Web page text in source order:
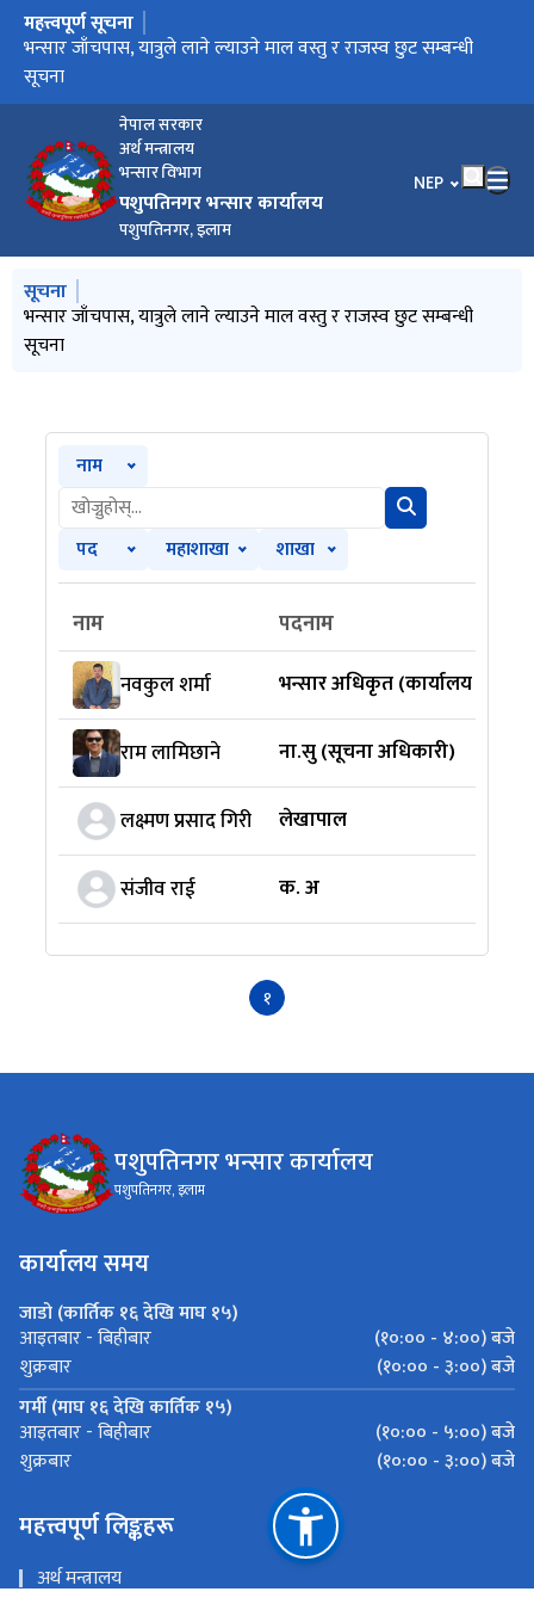
नेपाल सरकार
अर्थ मन्त्रालय
भन्सार विभाग
पशुपतिनगर भन्सार कार्यालय
पशुपतिनगर, इलाम
भाषा चयन गर्नुहोस्
NEP
मुख्य नेभिगेसनमा जानुहोस्
महत्त्वपूर्ण सूचना
भन्सार जाँचपास, यात्रुले लाने ल्याउने माल वस्तु र राजस्व छुट सम्बन्धी
सूचना
मुख्य नेभिगेसनमा जानुहोस्
सूचना
भन्सार जाँचपास, यात्रुले लाने ल्याउने माल वस्तु र राजस्व छुट सम्बन्धी
सूचना
नाम
पद महाशाखा शाखा
नाम पदनाम
नवकुल शर्मा भन्सार अधिकृत (कार्यालय प्रमुख)
राम लामिछाने ना.सु (सूचना अधिकारी)
लक्ष्मण प्रसाद गिरी लेखापाल
संजीव राई क. अ
१
पशुपतिनगर भन्सार कार्यालय
पशुपतिनगर, इलाम
कार्यालय समय
जाडो (कार्तिक १६ देखि माघ १५)
आइतबार - बिहीबार
(१०:०० - ४:००) बजे
शुक्रबार
(१०:०० - ३:००) बजे
गर्मी (माघ १६ देखि कार्तिक १५)
आइतबार - बिहीबार
(१०:०० - ५:००) बजे
शुक्रबार
(१०:०० - ३:००) बजे
महत्त्वपूर्ण लिङ्कहरू
अर्थ मन्त्रालय